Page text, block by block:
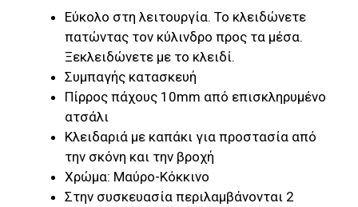
Εύκολο στη λειτουργία. Το κλειδώνετε
πατώντας τον κύλινδρο προς τα μέσα.
Ξεκλειδώνετε με το κλειδί.
Συμπαγής κατασκευή
Πίρρος πάχους 10mm από επισκληρυμένο
ατσάλι
Κλειδαριά με καπάκι για προστασία από
την σκόνη και την βροχή
Χρώμα: Μαύρο-Κόκκινο
Στην συσκευασία περιλαμβάνονται 2